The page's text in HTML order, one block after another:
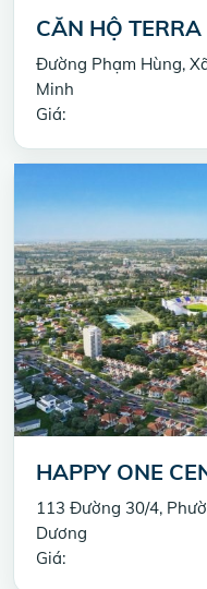
CĂN HỘ
Đường Phạm Hùng,
Minh
Giá:
HAPPY ONE
113 Đường 30/4,
Dương
Giá: